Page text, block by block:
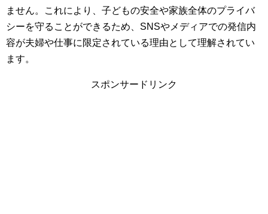
ません。これにより、子どもの安全や家族全体のプライバ
シーを守ることができるため、SNSやメディアでの発信内
容が夫婦や仕事に限定されている理由として理解されてい
ます。
スポンサードリンク